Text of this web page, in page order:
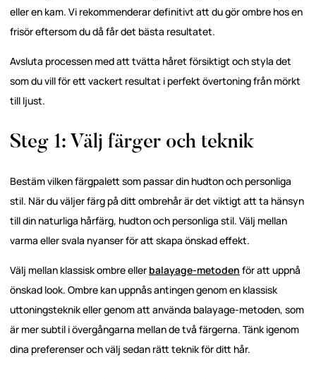
eller en kam. Vi rekommenderar definitivt att du gör ombre hos en
frisör eftersom du då får det bästa resultatet.
Avsluta processen med att tvätta håret försiktigt och styla det
som du vill för ett vackert resultat i perfekt övertoning från mörkt
till ljust.
Steg 1: Välj färger och teknik
Bestäm vilken färgpalett som passar din hudton och personliga
stil. När du väljer färg på ditt ombrehår är det viktigt att ta hänsyn
till din naturliga hårfärg, hudton och personliga stil. Välj mellan
varma eller svala nyanser för att skapa önskad effekt.
Välj mellan klassisk ombre eller balayage-metoden för att uppnå
önskad look. Ombre kan uppnås antingen genom en klassisk
uttoningsteknik eller genom att använda balayage-metoden, som
är mer subtil i övergångarna mellan de två färgerna. Tänk igenom
dina preferenser och välj sedan rätt teknik för ditt hår.